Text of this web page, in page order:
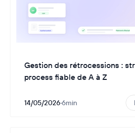
Gestion des rétrocessions :
process fiable de A à Z
14/05/2026·6min